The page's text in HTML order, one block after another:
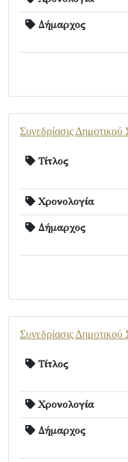
Δήμαρχος
Συνεδρίασις Δημοτικού
Τίτλος
Χρονολογία
Δήμαρχος
Συνεδρίασις Δημοτικού
Τίτλος
Χρονολογία
Δήμαρχος